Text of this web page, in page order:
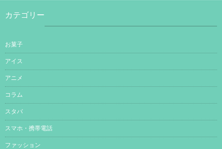
カテゴリー
お菓子
アイス
アニメ
コラム
スタバ
スマホ・携帯電話
ファッション